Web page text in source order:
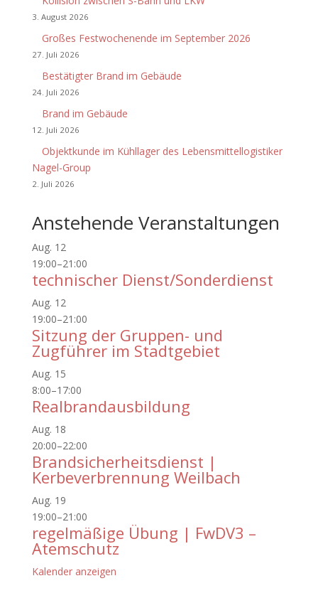
3. August 2026
Großes Festwochenende im September 2026
27. Juli 2026
Bestätigter Brand im Gebäude
24. Juli 2026
Brand im Gebäude
12. Juli 2026
Objektkunde im Kühllager des Lebensmittellogistiker
Nagel-Group
2. Juli 2026
Anstehende Veranstaltungen
Aug. 12
19:00–21:00
technischer Dienst/Sonderdienst
Aug. 12
19:00–21:00
Sitzung der Gruppen- und
Zugführer im Stadtgebiet
Aug. 15
8:00–17:00
Realbrandausbildung
Aug. 18
20:00–22:00
Brandsicherheitsdienst |
Kerbeverbrennung Weilbach
Aug. 19
19:00–21:00
regelmäßige Übung | FwDV3 –
Atemschutz
Kalender anzeigen